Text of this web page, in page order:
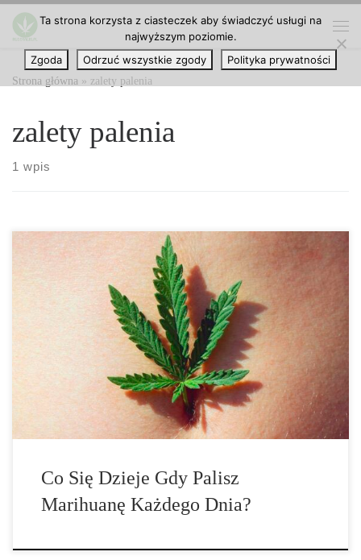
Przejdź do treści
Strona główna » zalety palenia
zalety palenia
1 wpis
Co się dzieje w Twoim ciele, gdy palisz marihuanę każdego dnia?
Marihuana to roślina, która, jak wszyscy wiemy, może być
wykorzystywana zarówno do celów medycznych, jak i
rekreacyjnych, lub do obu tych celów. I choć ta magiczna roślina
może dawać określony efekt, używanie konopi indyjskich nadal
zawsze różni się w […]
Co Się Dzieje Gdy Palisz
Marihuanę Każdego Dnia?
Ta strona korzysta z ciasteczek aby świadczyć usługi na
najwyższym poziomie.
Zgoda
Odrzuć wszystkie zgody Polityka prywatności